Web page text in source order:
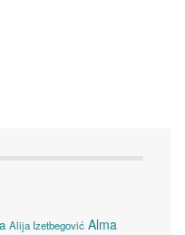
Alija Izetbegović Alma